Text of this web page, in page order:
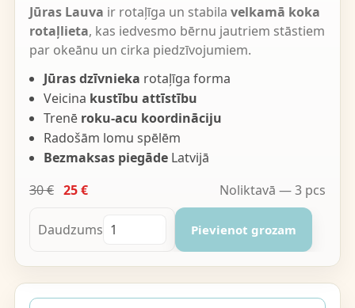
Jūras Lauva ir rotaļīga un stabila velkamā koka
rotaļlieta, kas iedvesmo bērnu jautriem stāstiem
par okeānu un cirka piedzīvojumiem.
Jūras dzīvnieka rotaļīga forma
Veicina kustību attīstību
Trenē roku-acu koordināciju
Radošām lomu spēlēm
Bezmaksas piegādeLatvijā
30 € 25 € Noliktavā — 3 pcs
Daudzums Pievienot grozam